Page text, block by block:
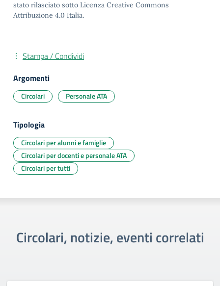
stato rilasciato sotto Licenza Creative Commons
Attribuzione 4.0 Italia.
Stampa / Condividi
Argomenti
Circolari Personale ATA
Tipologia
Circolari per alunni e famiglie
Circolari per docenti e personale ATA
Circolari per tutti
Circolari, notizie, eventi correlati